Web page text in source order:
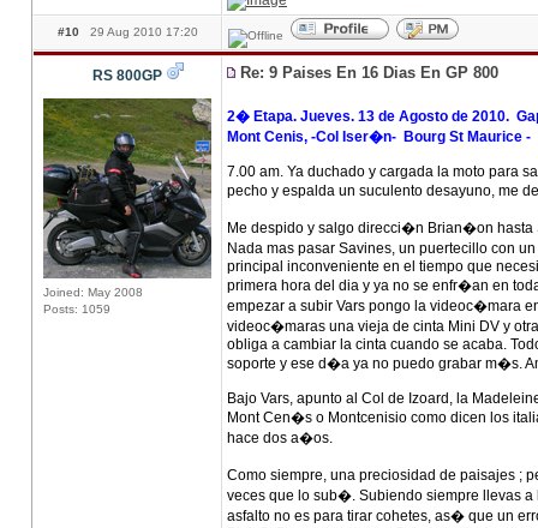
#10 29 Aug 2010 17:20
RS 800GP
Joined: May 2008
Posts: 1059
Re: 9 Paises En 16 Dias En GP 800
2� Etapa. Jueves. 13 de Agosto de 2010.
Mont Cenis, -Col Iser�n- Bourg St Maurice -
7.00 am. Ya duchado y cargada la moto para
pecho y espalda un suculento desayuno, me
Me despido y salgo direcci�n Brian�on
Nada mas pasar Savines, un puertecillo con
principal inconveniente en el tiempo que
primera hora del dia y ya no se enfr�an en
empezar a subir Vars pongo la videoc�mara
videoc�maras una vieja de cinta Mini DV y
obliga a cambiar la cinta cuando se acaba.
soporte y ese d�a ya no puedo grabar m�s.
Bajo Vars, apunto al Col de Izoard, la
Mont Cen�s o Montcenisio como dicen los
hace dos a�os.
Como siempre, una preciosidad de paisajes ;
veces que lo sub�. Subiendo siempre llevas
asfalto no es para tirar cohetes, as� que un